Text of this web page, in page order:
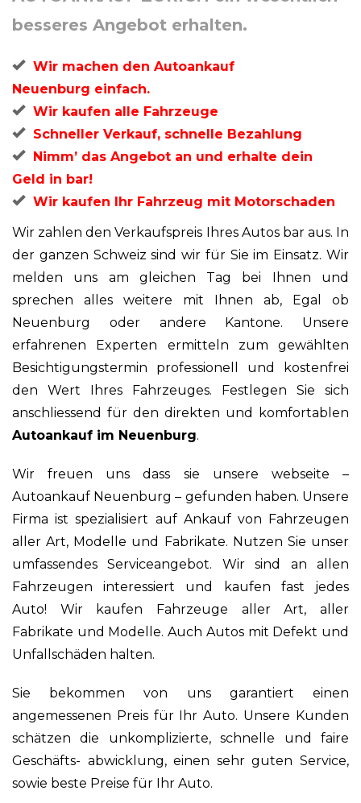
besseres Angebot erhalten.
Wir machen den Autoankauf
Neuenburg einfach.
Wir kaufen alle Fahrzeuge
Schneller Verkauf, schnelle Bezahlung
Nimm’ das Angebot an und erhalte dein
Geld in bar!
Wir kaufen Ihr Fahrzeug mit Motorschaden
Wir zahlen den Verkaufspreis Ihres Autos bar aus. In
der ganzen Schweiz sind wir für Sie im Einsatz. Wir
melden uns am gleichen Tag bei Ihnen und
sprechen alles weitere mit Ihnen ab, Egal ob
Neuenburg oder andere Kantone. Unsere
erfahrenen Experten ermitteln zum gewählten
Besichtigungstermin professionell und kostenfrei
den Wert Ihres Fahrzeuges. Festlegen Sie sich
anschliessend für den direkten und komfortablen
Autoankauf im Neuenburg.
Wir freuen uns dass sie unsere webseite –
Autoankauf Neuenburg – gefunden haben. Unsere
Firma ist spezialisiert auf Ankauf von Fahrzeugen
aller Art, Modelle und Fabrikate. Nutzen Sie unser
umfassendes Serviceangebot. Wir sind an allen
Fahrzeugen interessiert und kaufen fast jedes
Auto! Wir kaufen Fahrzeuge aller Art, aller
Fabrikate und Modelle. Auch Autos mit Defekt und
Unfallschäden halten.
Sie bekommen von uns garantiert einen
angemessenen Preis für Ihr Auto. Unsere Kunden
schätzen die unkomplizierte, schnelle und faire
Geschäfts- abwicklung, einen sehr guten Service,
sowie beste Preise für Ihr Auto.